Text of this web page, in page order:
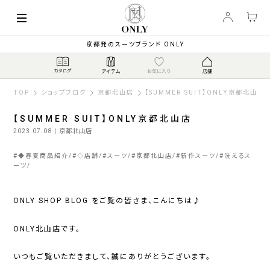
京都発のスーツブランド ONLY
TOP ショップブログ 京都北山店 【SUMMER SUIT】ONLY京都北山店
【SUMMER SUIT】ONLY京都北山店
2023.07.08 | 京都北山店
#◆春夏商品紹介 #◇店舗 # スーツ # 京都北山店 #新作スーツ # 洗えるス
ーツ
ONLY SHOP BLOG をご覧の皆さま、こんにちは♪
ONLY北山店です。
いつもご覧いただきまして、誠にありがとうございます。